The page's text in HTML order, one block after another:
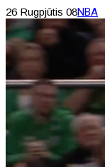
26 Rugpjūtis 08NBA